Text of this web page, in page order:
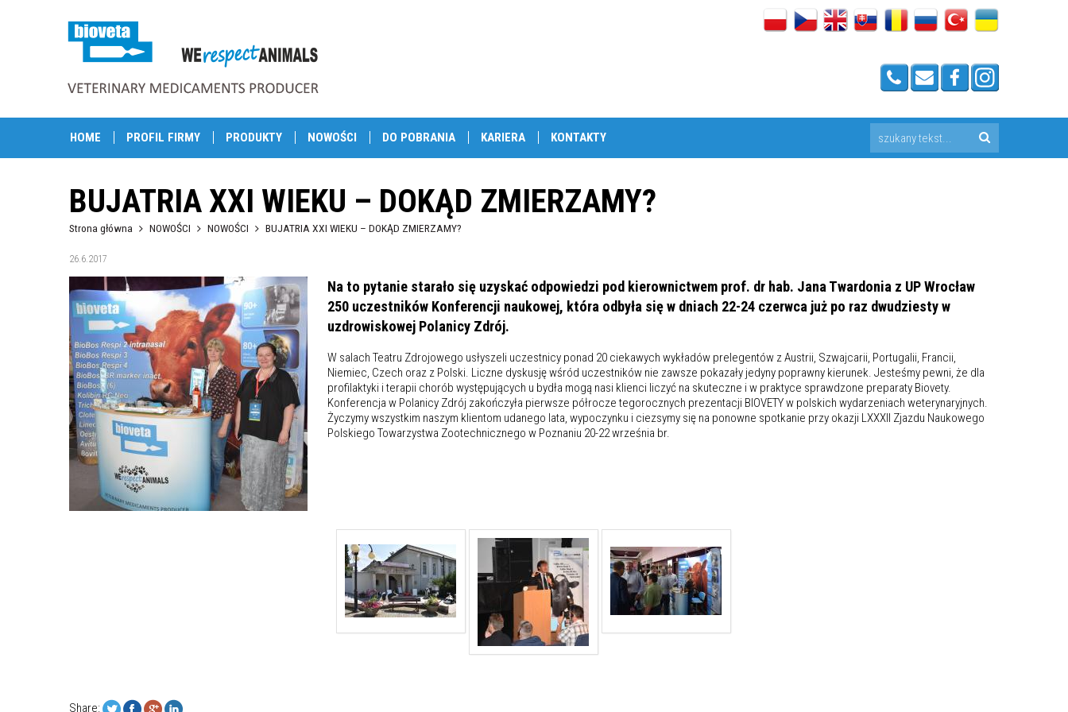
HOME PROFIL FIRMY PRODUKTY NOWOŚCI DO POBRANIA KARIERA KONTAKTY
BUJATRIA XXI WIEKU – DOKĄD ZMIERZAMY?
Strona główna NOWOŚCI NOWOŚCI BUJATRIA XXI WIEKU – DOKĄD ZMIERZAMY?
26.6.2017
Na to pytanie starało się uzyskać odpowiedzi pod kierownictwem prof. dr hab. Jana Twardonia z UP Wrocław
250 uczestników Konferencji naukowej, która odbyła się w dniach 22-24 czerwca już po raz dwudziesty w
uzdrowiskowej Polanicy Zdrój.
W salach Teatru Zdrojowego usłyszeli uczestnicy ponad 20 ciekawych wykładów prelegentów z Austrii, Szwajcarii, Portugalii, Francii,
Niemiec, Czech oraz z Polski. Liczne dyskusję wśród uczestników nie zawsze pokazały jedyny poprawny kierunek. Jesteśmy pewni, że dla
profilaktyki i terapii chorób występujących u bydła mogą nasi klienci liczyć na skuteczne i w praktyce sprawdzone preparaty Biovety.
Konferencja w Polanicy Zdrój zakończyła pierwsze półrocze tegorocznych prezentacji BIOVETY w polskich wydarzeniach weterynaryjnych.
Życzymy wszystkim naszym klientom udanego lata, wypoczynku i ciezsymy się na ponowne spotkanie przy okazji LXXXII Zjazdu Naukowego
Polskiego Towarzystwa Zootechnicznego w Poznaniu 20-22 września br.
Share: